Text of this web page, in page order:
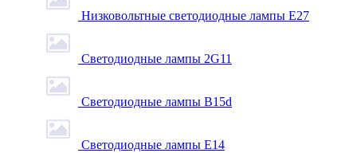
Низковольтные светодиодные лампы E27
Светодиодные лампы 2G11
Светодиодные лампы B15d
Светодиодные лампы E14